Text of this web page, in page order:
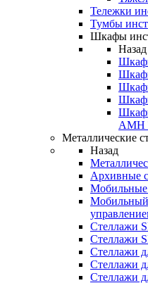
Тележки
Тумбы
Шкафы
Назад
AMH
Металлические
Назад
Архивные
Мобильный
Стеллажи
Стеллажи
Стеллажи
Стеллажи
Стеллажи